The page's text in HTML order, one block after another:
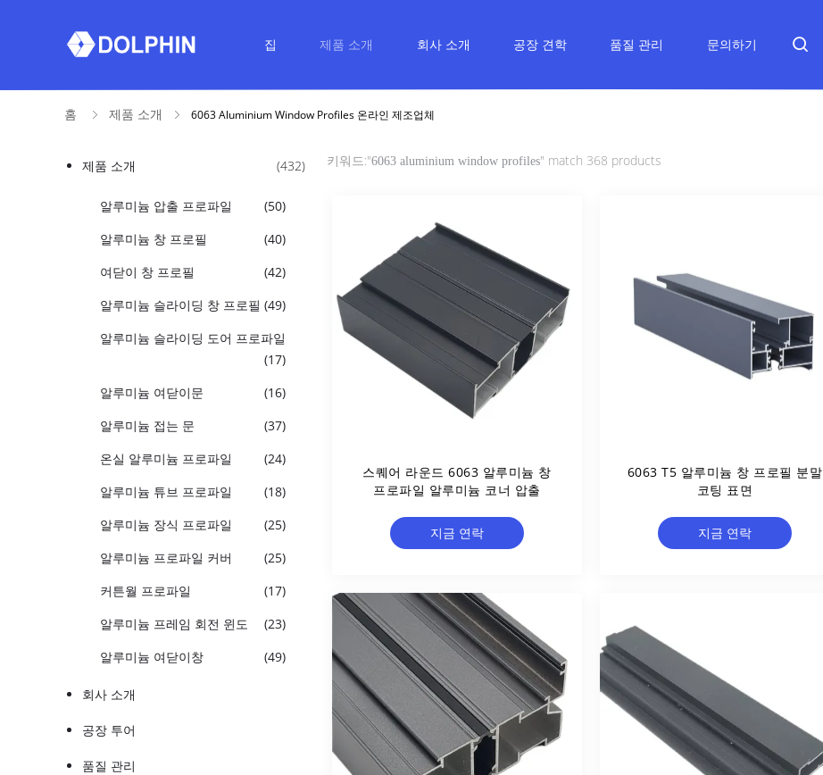
집 제품 소개 회사 소개 공장 견학 품질 관리 문의하기
홈 제품 소개 6063 Aluminium Window Profiles 온라인 제조업체
제품 소개 (432)
알루미늄 압출 프로파일
(50)
알루미늄 창 프로필
(40)
여닫이 창 프로필
(42)
알루미늄 슬라이딩 창 프로필 (49)
알루미늄 슬라이딩 도어 프로파일
(17)
알루미늄 여닫이문
(16)
알루미늄 접는 문
(37)
온실 알루미늄 프로파일
(24)
알루미늄 튜브 프로파일
(18)
알루미늄 장식 프로파일
(25)
알루미늄 프로파일 커버
(25)
커튼월 프로파일
(17)
알루미늄 프레임 회전 윈도
(23)
알루미늄 여닫이창
(49)
회사 소개
공장 투어
품질 관리
키워드:"6063 aluminium window profiles" match 368 products
스퀘어 라운드 6063 알루미늄 창
프로파일 알루미늄 코너 압출
지금 연락
6063 T5 알루미늄 창 프로필 분말
코팅 표면
지금 연락